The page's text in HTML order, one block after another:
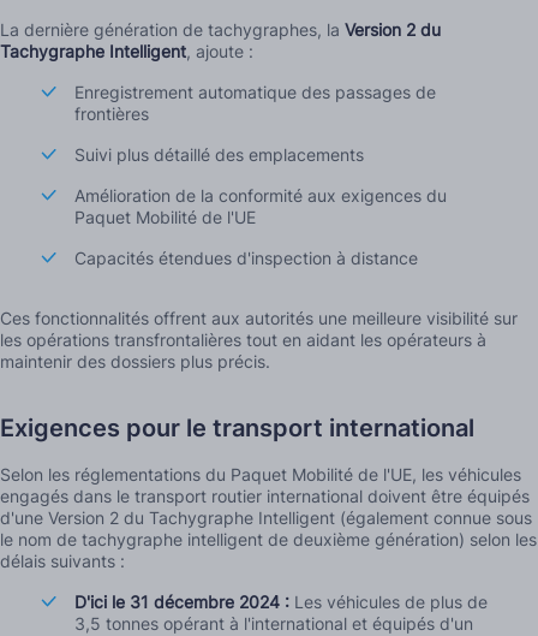
La dernière génération de tachygraphes, la Version 2 du
Tachygraphe Intelligent, ajoute :
Enregistrement automatique des passages de
frontières
Suivi plus détaillé des emplacements
Amélioration de la conformité aux exigences du
Paquet Mobilité de l'UE
Capacités étendues d'inspection à distance
Ces fonctionnalités offrent aux autorités une meilleure visibilité sur
les opérations transfrontalières tout en aidant les opérateurs à
maintenir des dossiers plus précis.
Exigences pour le transport international
Selon les réglementations du Paquet Mobilité de l'UE, les véhicules
engagés dans le transport routier international doivent être équipés
d'une Version 2 du Tachygraphe Intelligent (également connue sous
le nom de tachygraphe intelligent de deuxième génération) selon les
délais suivants :
D'ici le 31 décembre 2024 : Les véhicules de plus de
3,5 tonnes opérant à l'international et équipés d'un